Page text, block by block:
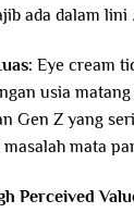
ada dalam lini
Eye cream
usia
Gen Z yang
mata
Perceived